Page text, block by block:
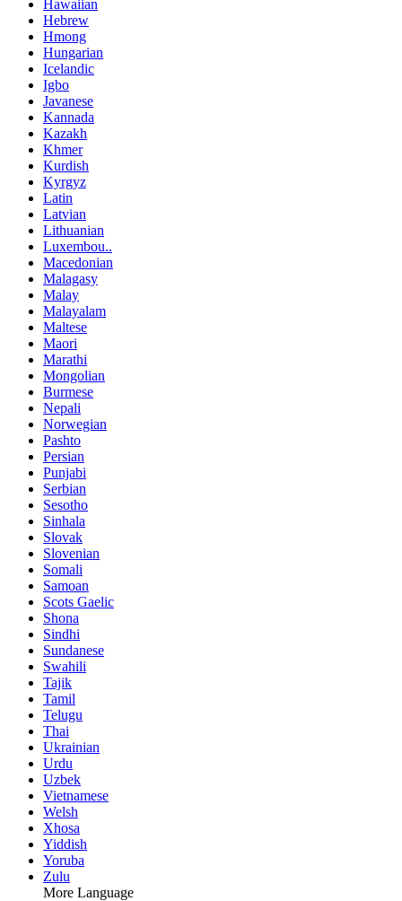
Hawaiian
Hebrew
Hmong
Hungarian
Icelandic
Igbo
Javanese
Kannada
Kazakh
Khmer
Kurdish
Kyrgyz
Latin
Latvian
Lithuanian
Luxembou..
Macedonian
Malagasy
Malay
Malayalam
Maltese
Maori
Marathi
Mongolian
Burmese
Nepali
Norwegian
Pashto
Persian
Punjabi
Serbian
Sesotho
Sinhala
Slovak
Slovenian
Somali
Samoan
Scots Gaelic
Shona
Sindhi
Sundanese
Swahili
Tajik
Tamil
Telugu
Thai
Ukrainian
Urdu
Uzbek
Vietnamese
Welsh
Xhosa
Yiddish
Yoruba
Zulu
More Language